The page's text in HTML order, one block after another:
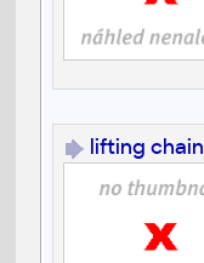
lifting chain